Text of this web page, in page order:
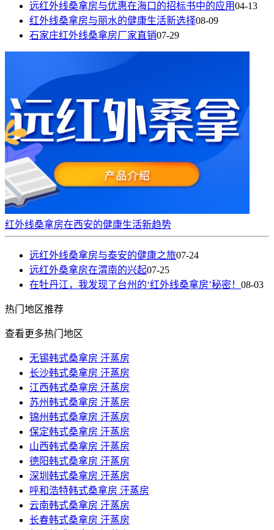
远红外线桑拿房与优惠在海口的招标书中的应用04-13
红外线桑拿房与丽水的健康生活新选择08-09
石家庄红外线桑拿房厂家直销07-29
红外线桑拿房在西安的健康生活新趋势
远红外线桑拿房与泰安的健康之旅07-24
远红外桑拿房在渭南的兴起07-25
在牡丹江，我发现了台州的‘红外线桑拿房’秘密！ 08-03
热门 地区推荐
查看更多热门地区
无锡韩式桑拿房 汗蒸房
长沙韩式桑拿房 汗蒸房
江西韩式桑拿房 汗蒸房
苏州韩式桑拿房 汗蒸房
锦州韩式桑拿房 汗蒸房
保定韩式桑拿房 汗蒸房
山西韩式桑拿房 汗蒸房
德阳韩式桑拿房 汗蒸房
深圳韩式桑拿房 汗蒸房
呼和浩特韩式桑拿房 汗蒸房
云南韩式桑拿房 汗蒸房
长春韩式桑拿房 汗蒸房